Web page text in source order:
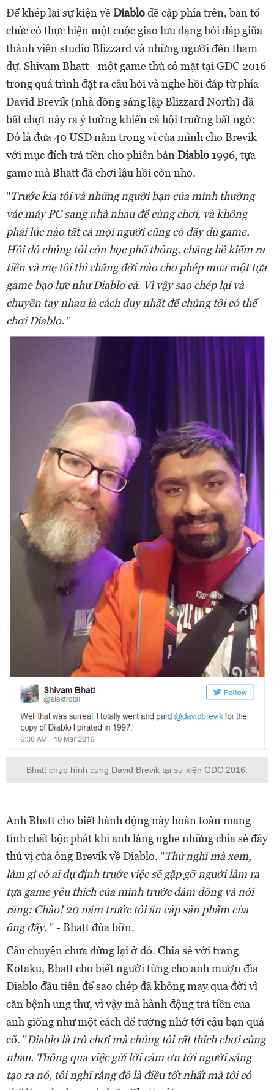
Để khép lại sự kiện vềDiablođề cập phía trên, ban tổ
chức có thực hiện một cuộc giao lưu dạng hỏi đáp giữa
thành viên studio Blizzard và những người đến tham
dự. Shivam Bhatt - một game thủ có mặt tại GDC 2016
trong quá trình đặt ra câu hỏi và nghe hồi đáp từ phía
David Brevik (nhà đồng sáng lập Blizzard North) đã
bất chợt nảy ra ý tưởng khiến cả hội trường bất ngờ:
Đó là đưa 40 USD nằm trong ví của mình cho Brevik
với mục đích trả tiền cho phiên bản Diablo 1996, tựa
game mà Bhatt đã chơi lậu hồi còn nhỏ.
"Trước kia tôi và những người bạn của mình thường
vác máy PC sang nhà nhau để cùng chơi, và không
phải lúc nào tất cả mọi người cũng có đầy đủ game.
Hồi đó chúng tôi còn học phổ thông, chẳng hề kiếm ra
tiền và mẹ tôi thì chẳng đời nào cho phép mua một tựa
game bạo lực như Diablo cả. Vì vậy sao chép lại và
chuyền tay nhau là cách duy nhất để chúng tôi có thể
chơi Diablo. "
Bhatt chụp hình cùng David Brevik tại sự kiện GDC 2016.
Anh Bhatt cho biết hành động này hoàn toàn mang
tính chất bộc phát khi anh lắng nghe những chia sẻ đầy
thú vị của ông Brevik về Diablo. "Thử nghĩ mà xem,
làm gì có ai dự định trước việc sẽ gặp gỡ người làm ra
tựa game yêu thích của mình trước đám đông và nói
rằng: Chào! 20 năm trước tôi ăn cắp sản phẩm của
ông đấy. " - Bhatt đùa bỡn.
Câu chuyện chưa dừng lại ở đó. Chia sẻ với trang
Kotaku, Bhatt cho biết người từng cho anh mượn đĩa
Diablo đầu tiên để sao chép đã không may qua đời vì
căn bệnh ung thư, vì vậy mà hành động trả tiền của
anh giống như một cách để tưởng nhớ tới cậu bạn quá
cố. "Diablo là trò chơi mà chúng tôi rất thích chơi cùng
nhau. Thông qua việc gửi lời cảm ơn tới người sáng
tạo ra nó, tôi nghĩ rằng đó là điều tốt nhất mà tôi có